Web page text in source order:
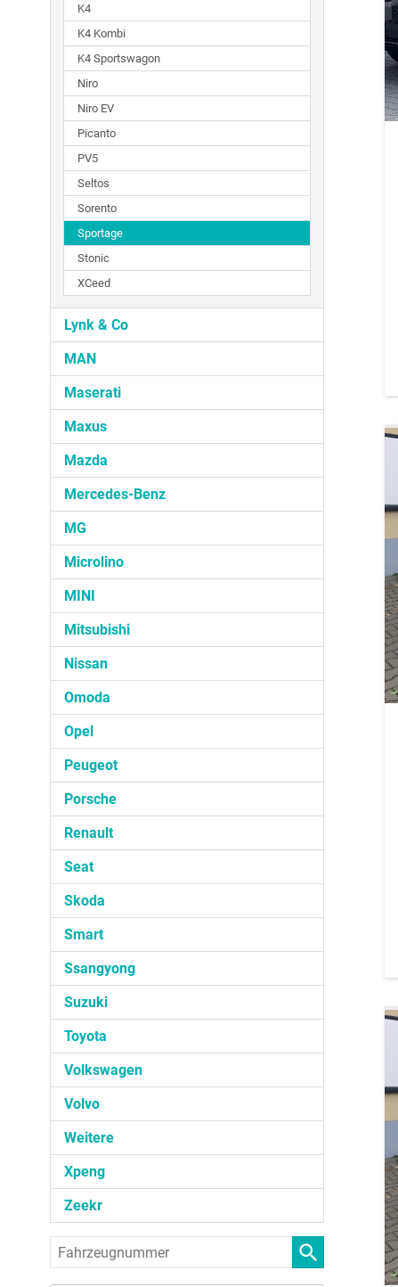
K4
K4 Kombi
K4 Sportswagon
Niro
Niro EV
Picanto
PV5
Seltos
Sorento
Sportage
Stonic
XCeed
Lynk & Co
MAN
Maserati
Maxus
Mazda
Mercedes-Benz
MG
Microlino
MINI
Mitsubishi
Nissan
Omoda
Opel
Peugeot
Porsche
Renault
Seat
Skoda
Smart
Ssangyong
Suzuki
Toyota
Volkswagen
Volvo
Weitere
Xpeng
Zeekr
Fahrzeugnummer